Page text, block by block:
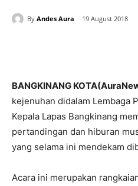
By Andes Aura 19 August 2018
BANGKINANG
kejenuhan didalam Lembaga
Kepala Lapas Bangkinang
pertandingan dan hiburan
yang selama ini mendekam
Acara ini merupakan